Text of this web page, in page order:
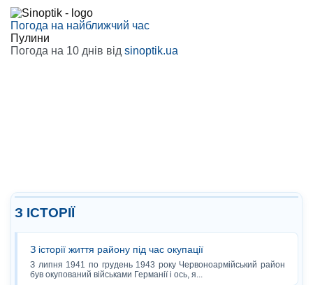
Погода на найближчий час
Пулини
Погода на 10 днів від sinoptik.ua
З ІСТОРІЇ
З історії життя району під час окупації
З липня 1941 по грудень 1943 року Червоноармійський район
був окупований військами Германії і ось, я...